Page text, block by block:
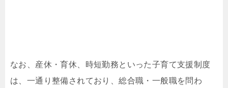
なお、産休・育休、時短勤務といった子育て支援制度
は、一通り整備されており、総合職・一般職を問わ